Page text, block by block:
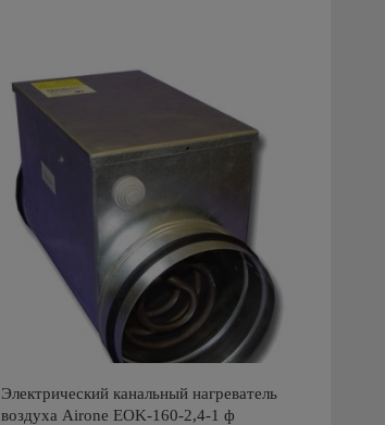
Электрический канальный нагреватель
воздуха Airone EOK-160-2,4-1 ф